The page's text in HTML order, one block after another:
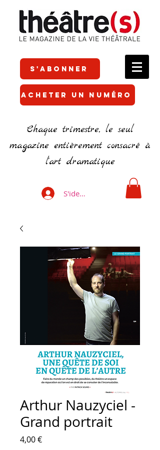
S'ABONNER
ACHETER UN NUMÉRO
Chaque trimestre, le seul
magazine entièrement consacré à
l'art dramatique
S'identifier
Arthur Nauzyciel -
Grand portrait
4,00 €Prix